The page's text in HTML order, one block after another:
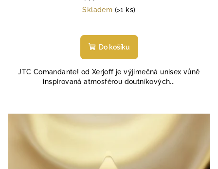
cena:
Skladem (>1 ks)
hodnocení
produktu
z
5
Do košíku
JTC Comandante! od Xerjoff je výjimečná unisex vůně
inspirovaná atmosférou doutníkových...